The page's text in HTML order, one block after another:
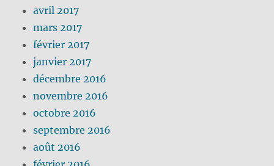
avril 2017
mars 2017
février 2017
janvier 2017
décembre 2016
novembre 2016
octobre 2016
septembre 2016
août 2016